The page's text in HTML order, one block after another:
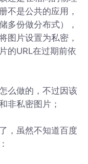
不是公共的应用，
多份做分布式），
图片设置为私密，
的URL在过期前依
么做的，不过因该
非私密图片；
，虽然不知道百度